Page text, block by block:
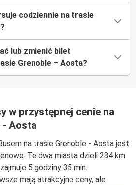
codziennie na trasie
lub zmienić bilet
Grenoble – Aosta?
w przystępnej cenie na
- Aosta
na trasie Grenoble - Aosta jest
Te dwa miasta dzieli 284 km
5 godziny 35 min.
mają atrakcyjne ceny, ale